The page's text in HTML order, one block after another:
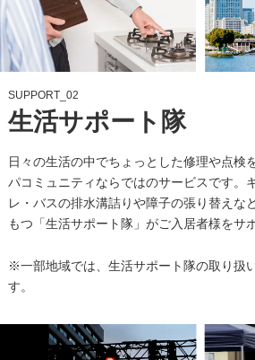
SUPPORT_02
生活サポート隊
日々の生活の中でちょっとした修理や点検
パコミュニティならではのサービスです。
レ・バスの排水溝詰りや障子の張り替えな
もつ「生活サポート隊」がご入居者様をサ
※一部地域では、生活サポート隊の取り扱
す。